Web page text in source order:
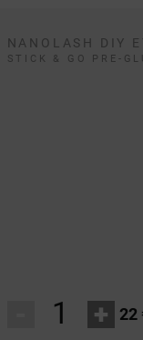
NANOLASH DIY
STICK & GO PRE-
+ 22